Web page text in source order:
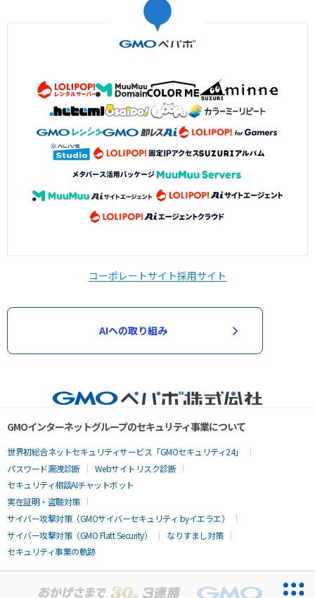
コーポレートサイト採用サイト
AIへの取り組み
GMOインターネットグループのセキュリティ事業について
世界初総合ネットセキュリティサービス「GMOセキュリティ24」
パスワード漏洩診断
Webサイトリスク診断
セキュリティ相談AIチャットボット
実在証明・盗聴対策
サイバー攻撃対策（GMOサイバーセキュリティ byイエラエ）
サイバー攻撃対策（GMO Flatt Security）
なりすまし対策
セキュリティ事業の軌跡